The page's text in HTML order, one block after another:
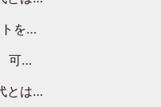
ただけたら」
性に
。時代が変わったんだなって」